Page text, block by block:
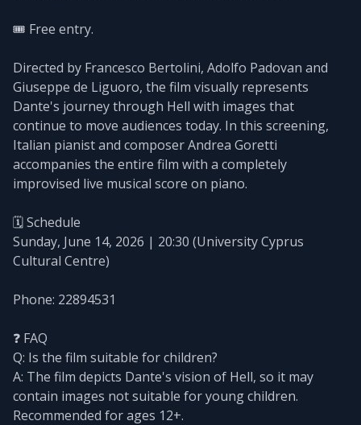
🎟️ Free entry.
Directed by Francesco Bertolini, Adolfo Padovan and
Giuseppe de Liguoro, the film visually represents
Dante's journey through Hell with images that
continue to move audiences today. In this screening,
Italian pianist and composer Andrea Goretti
accompanies the entire film with a completely
improvised live musical score on piano.
🗓️ Schedule
Sunday, June 14, 2026 | 20:30 (University Cyprus
Cultural Centre)
Phone: 22894531
❓ FAQ
Q: Is the film suitable for children?
A: The film depicts Dante's vision of Hell, so it may
contain images not suitable for young children.
Recommended for ages 12+.